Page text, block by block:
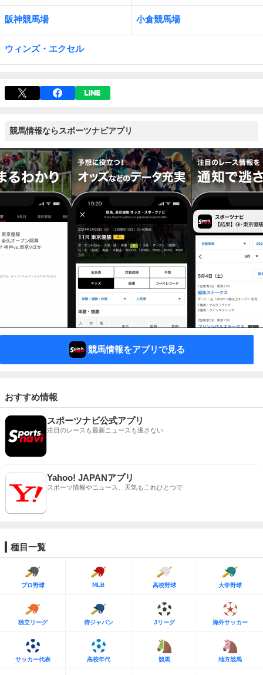
阪神競馬場 小倉競馬場
ウィンズ・エクセル
競馬情報ならスポーツナビアプリ
競馬情報をアプリで見る
おすすめ情報
スポーツナビ公式アプリ
注目のレースも最新ニュースも逃さない
Yahoo! JAPANアプリ
スポーツ情報やニュース、天気もこれひとつで
種目一覧
プロ野球 MLB 高校野球 大学野球
独立リーグ 侍ジャパン Jリーグ 海外サッカー
サッカー代表 高校年代 競馬 地方競馬